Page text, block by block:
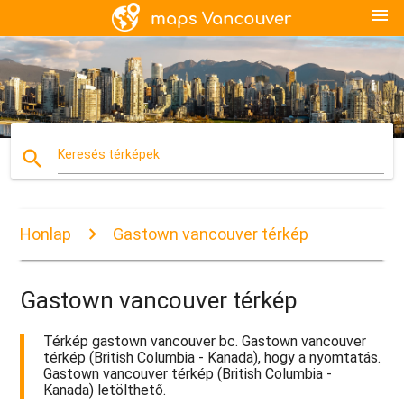
menu
search Keresés térképek
Honlap Gastown vancouver térkép
Gastown vancouver térkép
Térkép gastown vancouver bc. Gastown vancouver
térkép (British Columbia - Kanada), hogy a nyomtatás.
Gastown vancouver térkép (British Columbia -
Kanada) letölthető.